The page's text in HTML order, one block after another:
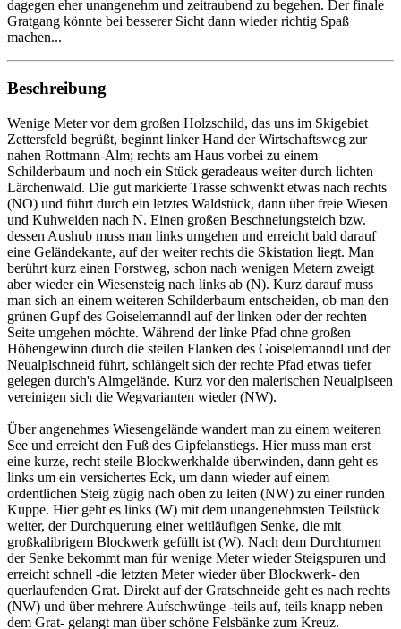
dagegen eher unangenehm und zeitraubend zu begehen. Der finale
Gratgang könnte bei besserer Sicht dann wieder richtig Spaß
machen...
Beschreibung
Wenige Meter vor dem großen Holzschild, das uns im Skigebiet
Zettersfeld begrüßt, beginnt linker Hand der Wirtschaftsweg zur
nahen Rottmann-Alm; rechts am Haus vorbei zu einem
Schilderbaum und noch ein Stück geradeaus weiter durch lichten
Lärchenwald. Die gut markierte Trasse schwenkt etwas nach rechts
(NO) und führt durch ein letztes Waldstück, dann über freie Wiesen
und Kuhweiden nach N. Einen großen Beschneiungsteich bzw.
dessen Aushub muss man links umgehen und erreicht bald darauf
eine Geländekante, auf der weiter rechts die Skistation liegt. Man
berührt kurz einen Forstweg, schon nach wenigen Metern zweigt
aber wieder ein Wiesensteig nach links ab (N). Kurz darauf muss
man sich an einem weiteren Schilderbaum entscheiden, ob man den
grünen Gupf des Goiselemanndl auf der linken oder der rechten
Seite umgehen möchte. Während der linke Pfad ohne großen
Höhengewinn durch die steilen Flanken des Goiselemanndl und der
Neualplschneid führt, schlängelt sich der rechte Pfad etwas tiefer
gelegen durch's Almgelände. Kurz vor den malerischen Neualplseen
vereinigen sich die Wegvarianten wieder (NW).
Über angenehmes Wiesengelände wandert man zu einem weiteren
See und erreicht den Fuß des Gipfelanstiegs. Hier muss man erst
eine kurze, recht steile Blockwerkhalde überwinden, dann geht es
links um ein versichertes Eck, um dann wieder auf einem
ordentlichen Steig zügig nach oben zu leiten (NW) zu einer runden
Kuppe. Hier geht es links (W) mit dem unangenehmsten Teilstück
weiter, der Durchquerung einer weitläufigen Senke, die mit
großkalibrigem Blockwerk gefüllt ist (W). Nach dem Durchturnen
der Senke bekommt man für wenige Meter wieder Steigspuren und
erreicht schnell -die letzten Meter wieder über Blockwerk- den
querlaufenden Grat. Direkt auf der Gratschneide geht es nach rechts
(NW) und über mehrere Aufschwünge -teils auf, teils knapp neben
dem Grat- gelangt man über schöne Felsbänke zum Kreuz.